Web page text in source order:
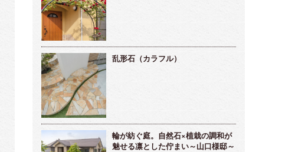
乱形石（カラフル）
輪が紡ぐ庭。自然石×植栽の調和が
魅せる凛とした佇まい～山口様邸～